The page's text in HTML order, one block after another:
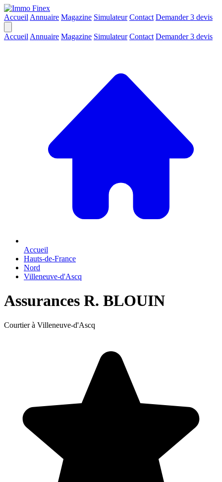
Accueil Annuaire Magazine Simulateur Contact Demander 3 devis
Accueil Annuaire Magazine Simulateur Contact Demander 3 devis
Accueil
Hauts-de-France
Nord
Villeneuve-d'Ascq
Assurances R. BLOUIN
Courtier à Villeneuve-d'Ascq